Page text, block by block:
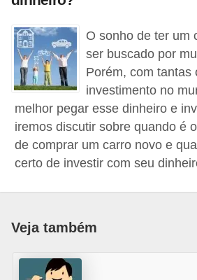
O sonho de ter um
ser buscado por
Porém, com tantas
investimento no
melhor pegar esse dinheiro e
iremos discutir sobre quando é
de comprar um carro novo e
certo de investir com seu
Veja também
r
i
a
B
a
n
c
e
n